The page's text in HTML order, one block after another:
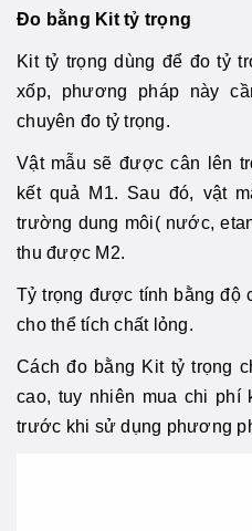
Đo bằng Kit tỷ trọng
Kit tỷ trọng dùng để đo tỷ
xốp, phương pháp này
chuyên đo tỷ trọng.
Vật mẫu sẽ được cân lên
kết quả M1. Sau đó, vật
trường dung môi( nước,
thu được M2.
Tỷ trọng được tính bằng độ
cho thể tích chất lỏng.
Cách đo bằng Kit tỷ trọng
cao, tuy nhiên mua chi phí
trước khi sử dụng phương